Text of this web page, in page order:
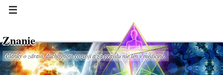
Znanie
Články o zdraví, duchovnom rozvoji a za pravdu nie len v medicíne.